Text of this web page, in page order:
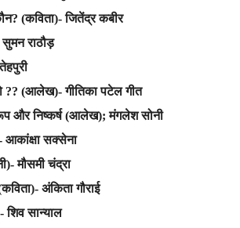
(कविता)- जितेंद्र कबीर
राठौड़
?? (आलेख)- गीतिका पटेल गीत
और निष्कर्ष (आलेख); मंगलेश सोनी
आकांक्षा सक्सेना
मौसमी चंद्रा
अंकिता गौराई
शिव सान्याल